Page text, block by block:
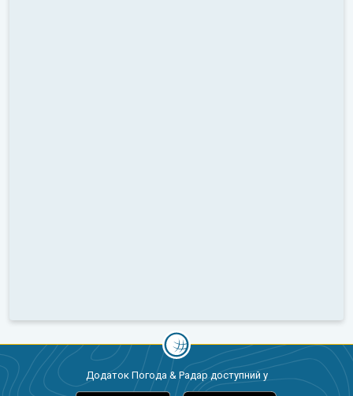
Додаток Погода & Радар доступний у